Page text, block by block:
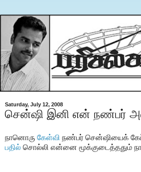
Saturday, July 12, 2008
சென்ஷி இனி என் நண்பர்
நானொரு கேள்வி நண்பர் சென்ஷியைக்
பதில் சொல்லி என்னை மூக்குடைத்ததும்